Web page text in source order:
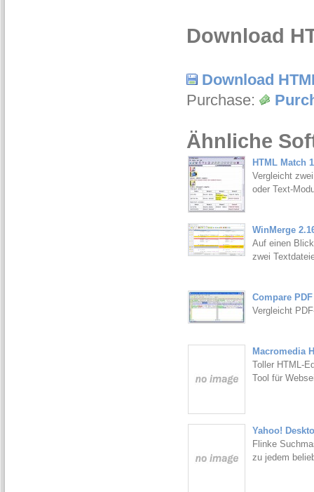
Download
Download
Purchase:
Ähnliche
HTML Match
Vergleicht
oder Text-
WinMerge
Auf einen
zwei
Compare PDF
Vergleicht
Macromedia
Toller HTML-
Tool für
Yahoo!
Flinke
zu jedem